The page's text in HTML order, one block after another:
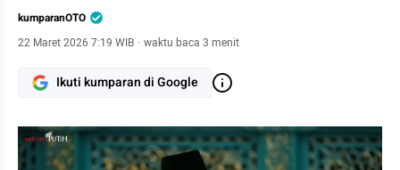
kumparanOTO
22 Maret 2026 7:19 WIB · waktu baca 3 menit
Ikuti kumparan di Google